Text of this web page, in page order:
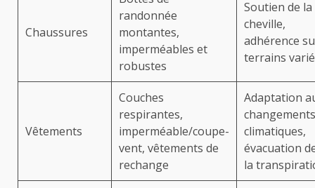
Chaussures
randonnée
montantes,
imperméables et
robustes
Soutien de la
cheville,
adhérence
terrains
Vêtements
Couches
respirantes,
imperméable/coupe-
vent, vêtements de
rechange
Adaptation
changements
climatiques,
évacuation
la